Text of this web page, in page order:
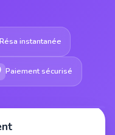
Résa instantanée
Paiement sécurisé